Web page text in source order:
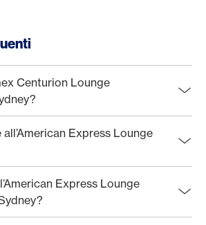
Centurion Lounge
Express Lounge
Express Lounge